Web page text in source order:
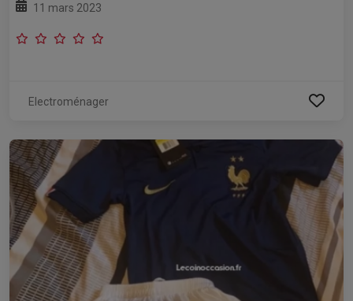
11 mars 2023
Electroménager